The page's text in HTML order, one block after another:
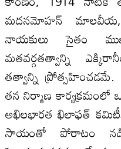
మదనమోహన్‌ మాలవీయ,
నాయకులు సైతం
మతవర్గతత్వాన్ని
తత్వాన్ని
తన నిర్మాణ కార్యక్రమంలో
అఖిలభారత ఖిలాఫత్‌
సాయంతో పోరాటం